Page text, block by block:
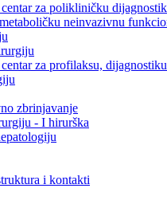
za polikliničku
neinvazivnu
za profilaksu,
zbrinjavanje
- I hirurška
i kontakti